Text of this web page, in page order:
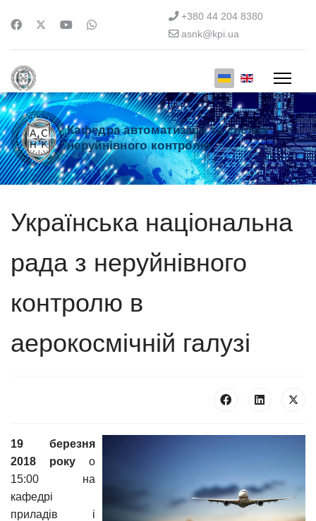
+380 44 204 8380
asnk@kpi.ua
Кафедра автоматизації та систем
неруйнівного контролю
Українська національна
рада з неруйнівного
контролю в
аерокосмічній галузі
19 березня
2018 року о
15:00 на
кафедрі
приладів і